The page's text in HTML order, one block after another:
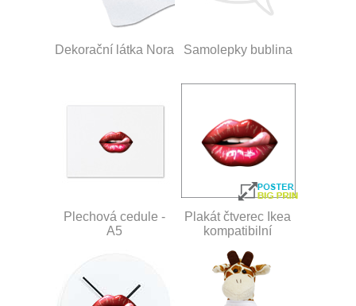
Dekorační látka Nora Samolepky bublina
Plechová cedule -
A5
Plakát čtverec Ikea
kompatibilní